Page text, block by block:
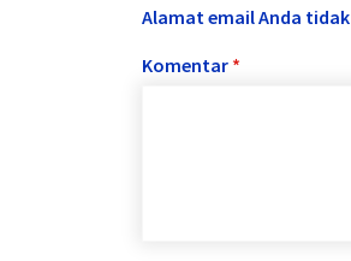
Alamat email Anda
Komentar *